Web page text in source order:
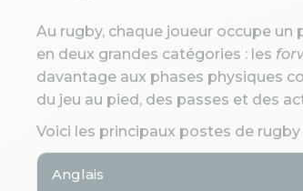
Au rugby, chaque joueur occupe
en deux grandes catégories : les
davantage aux phases physiques
du jeu au pied, des passes et des
Voici les principaux postes de
Anglais